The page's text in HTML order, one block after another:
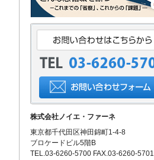
株式会社ノイエ・ファーネ
東京都千代田区神田錦町1-4-8
ブロケードビル5階B
TEL.03-6260-5700 FAX.03-6260-5701